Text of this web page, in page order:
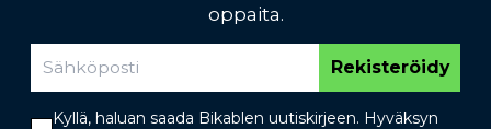
oppaita.
Rekisteröidy
Kyllä, haluan saada Bikablen uutiskirjeen. Hyväksyn